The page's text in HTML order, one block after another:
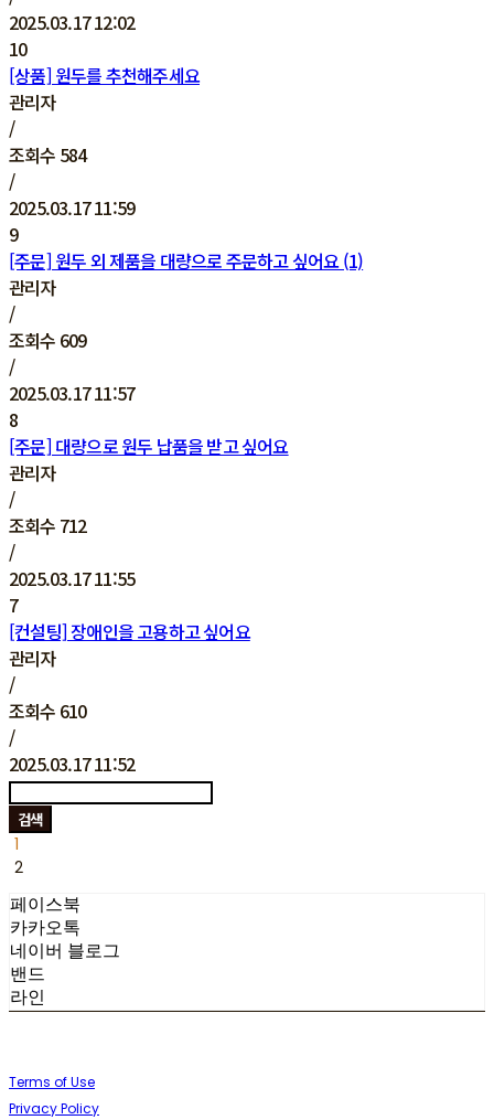
2025.03.17 12:02
10
[상품] 원두를 추천해주세요
관리자
/
조회수 584
/
2025.03.17 11:59
9
[주문] 원두 외 제품을 대량으로 주문하고 싶어요 (1)
관리자
/
조회수 609
/
2025.03.17 11:57
8
[주문] 대량으로 원두 납품을 받고 싶어요
관리자
/
조회수 712
/
2025.03.17 11:55
7
[컨설팅] 장애인을 고용하고 싶어요
관리자
/
조회수 610
/
2025.03.17 11:52
검색
1
2
페이스북
카카오톡
네이버 블로그
밴드
라인
Terms of Use
Privacy Policy